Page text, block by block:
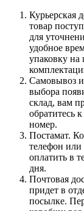
Курьерская
товар
для
удобное
упаковку на
Самовывоз
выбора
склад, вам
обратитесь
номер.
Постамат.
телефон
оплатить в
дня.
Почтовая
придет в
посылке.